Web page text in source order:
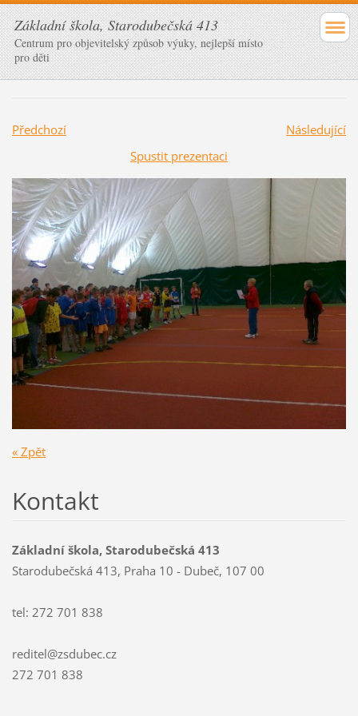
Základní škola, Starodubečská 413
Centrum pro objevitelský způsob výuky, nejlepší místo
pro děti
Předchozí
Následující
Spustit prezentaci
« Zpět
Kontakt
Základní škola, Starodubečská 413
Starodubečská 413, Praha 10 - Dubeč, 107 00
tel: 272 701 838
reditel@zsdubec.cz
272 701 838